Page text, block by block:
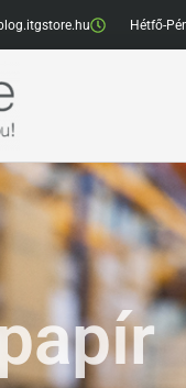
Hétfő-